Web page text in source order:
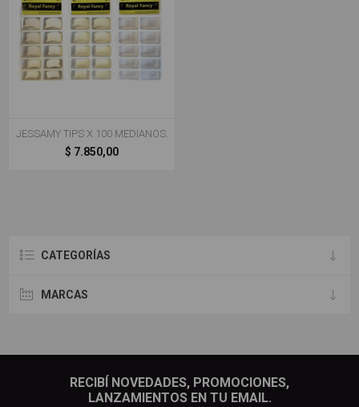
JESSAMY TIPS X 100 MEDIANOS.
$ 7.850,00
CATEGORÍAS
MARCAS
RECIBÍ NOVEDADES, PROMOCIONES,
LANZAMIENTOS EN TU EMAIL.